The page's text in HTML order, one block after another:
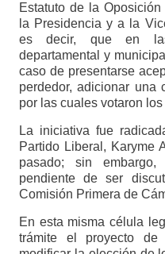
Estatuto de la
la Presidencia y a la
es decir, que en
departamental y
caso de presentarse
perdedor, adicionar una
por las cuales votaron
La iniciativa fue
Partido Liberal, Karyme
pasado; sin
pendiente de ser
Comisión Primera de
En esta misma célula
trámite el proyecto de